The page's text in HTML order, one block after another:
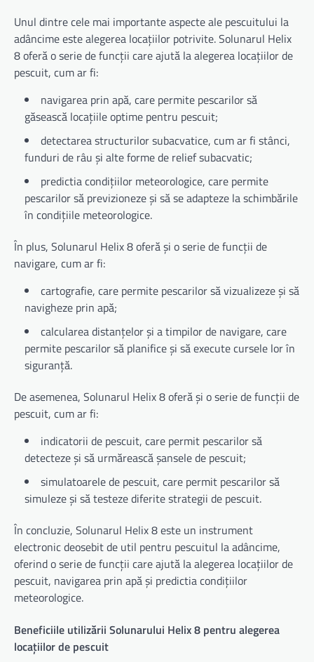
Unul dintre cele mai importante aspecte ale pescuitului la
adâncime este alegerea locațiilor potrivite. Solunarul Helix
8 oferă o serie de funcții care ajută la alegerea locațiilor de
pescuit, cum ar fi:
navigarea prin apă, care permite pescarilor să
găsească locațiile optime pentru pescuit;
detectarea structurilor subacvatice, cum ar fi stânci,
funduri de râu și alte forme de relief subacvatic;
predictia condițiilor meteorologice, care permite
pescarilor să previzioneze și să se adapteze la schimbările
în condițiile meteorologice.
În plus, Solunarul Helix 8 oferă și o serie de funcții de
navigare, cum ar fi:
cartografie, care permite pescarilor să vizualizeze și să
navigheze prin apă;
calcularea distanțelor și a timpilor de navigare, care
permite pescarilor să planifice și să execute cursele lor în
siguranță.
De asemenea, Solunarul Helix 8 oferă și o serie de funcții de
pescuit, cum ar fi:
indicatorii de pescuit, care permit pescarilor să
detecteze și să urmărească șansele de pescuit;
simulatoarele de pescuit, care permit pescarilor să
simuleze și să testeze diferite strategii de pescuit.
În concluzie, Solunarul Helix 8 este un instrument
electronic deosebit de util pentru pescuitul la adâncime,
oferind o serie de funcții care ajută la alegerea locațiilor de
pescuit, navigarea prin apă și predictia condițiilor
meteorologice.
Beneficiile utilizării Solunarului Helix 8 pentru alegerea
locațiilor de pescuit